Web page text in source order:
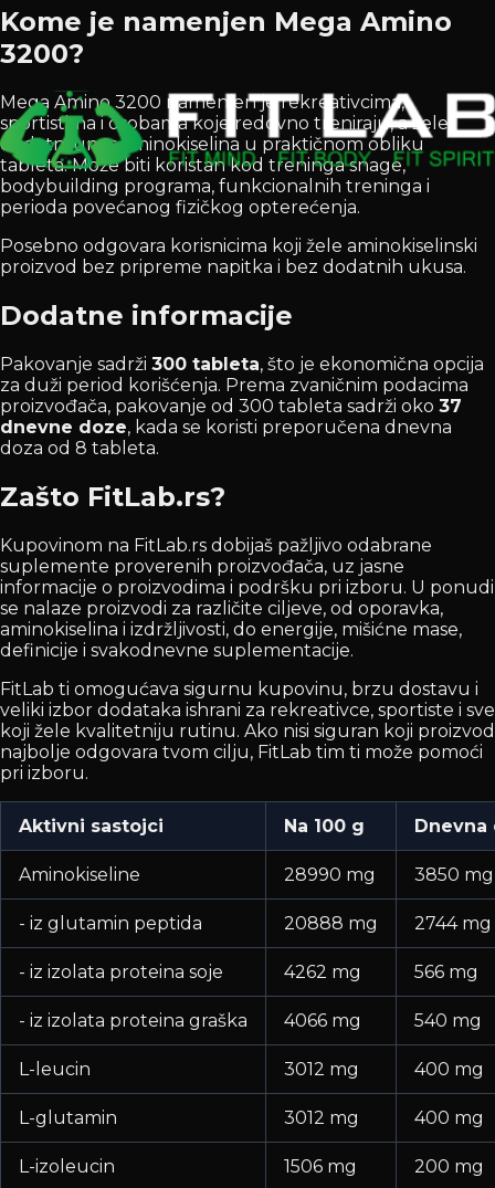
Kome je namenjen Mega Amino
3200?
Mega Amino 3200 namenjen je rekreativcima,
sportistima i osobama koje redovno treniraju, a žele
dodatni unos aminokiselina u praktičnom obliku
tableta. Može biti koristan kod treninga snage,
bodybuilding programa, funkcionalnih treninga i
perioda povećanog fizičkog opterećenja.
Posebno odgovara korisnicima koji žele aminokiselinski
proizvod bez pripreme napitka i bez dodatnih ukusa.
Dodatne informacije
Pakovanje sadrži 300 tableta, što je ekonomična opcija
za duži period korišćenja. Prema zvaničnim podacima
proizvođača, pakovanje od 300 tableta sadrži oko 37
dnevne doze, kada se koristi preporučena dnevna
doza od 8 tableta.
Zašto FitLab.rs?
Kupovinom na FitLab.rs dobijaš pažljivo odabrane
suplemente proverenih proizvođača, uz jasne
informacije o proizvodima i podršku pri izboru. U ponudi
se nalaze proizvodi za različite ciljeve, od oporavka,
aminokiselina i izdržljivosti, do energije, mišićne mase,
definicije i svakodnevne suplementacije.
FitLab ti omogućava sigurnu kupovinu, brzu dostavu i
veliki izbor dodataka ishrani za rekreativce, sportiste i sve
koji žele kvalitetniju rutinu. Ako nisi siguran koji proizvod
najbolje odgovara tvom cilju, FitLab tim ti može pomoći
pri izboru.
Aktivni sastojci Na 100 g Dnevna
Aminokiseline 28990 mg 3850 mg
- iz glutamin peptida 20888 mg 2744 mg
- iz izolata proteina soje 4262 mg 566 mg
- iz izolata proteina graška 4066 mg 540 mg
L-leucin 3012 mg 400 mg
L-glutamin 3012 mg 400 mg
L-izoleucin 1506 mg 200 mg